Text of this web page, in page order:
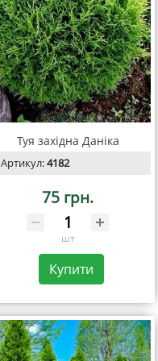
Туя західна Даніка
Артикул:4182
75 грн.
шт
Купити